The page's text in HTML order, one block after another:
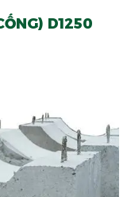
D1250